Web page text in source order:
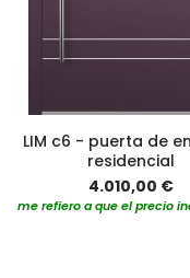
LIM c6 - puerta de
residencial
4.010,00 €
me refiero a que el precio